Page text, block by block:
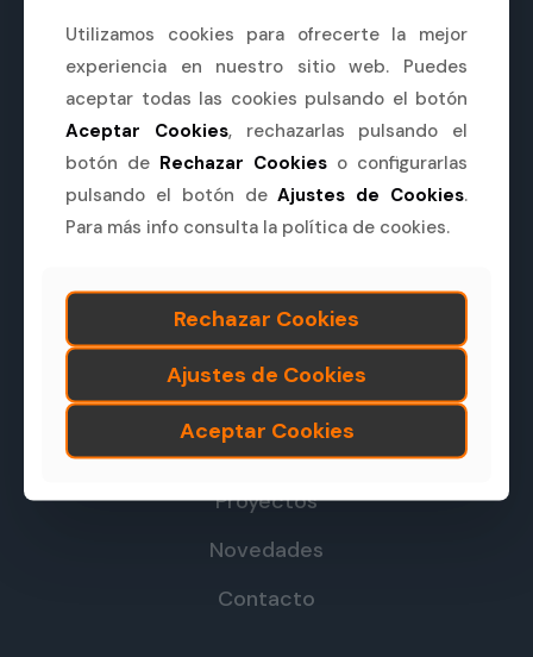
10450 Jarandilla de la Vera
(Cáceres)
927 561 281
667 756 902
administracion@blazquezmartin.es
SECCIONES:
Inicio
Servicios
La Empresa
Proyectos
Novedades
Contacto
Utilizamos cookies para ofrecerte la mejor
experiencia en nuestro sitio web. Puedes
aceptar todas las cookies pulsando el botón
Aceptar Cookies, rechazarlas pulsando el
botón de Rechazar Cookies o configurarlas
pulsando el botón deAjustes de Cookies.
Para más info consulta la política de cookies.
Rechazar Cookies
Ajustes de Cookies
Aceptar Cookies